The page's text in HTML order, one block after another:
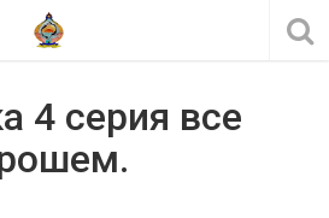
4 серия все